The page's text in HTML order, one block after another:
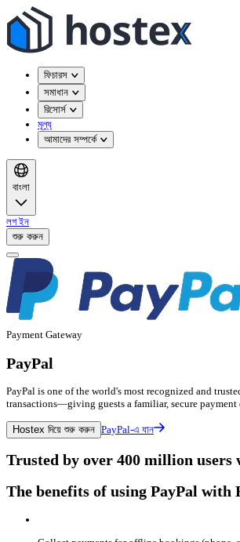
ফিচারস
সমাধান
রিসোর্স
মূল্য
আমাদের সম্পর্কে
বাংলা
লগ ইন
শুরু করুন
Payment Gateway
PayPal
PayPal is one of the world's most recognized and
transactions—giving guests a familiar, secure
Hostex দিয়ে শুরু করুন PayPal-এ যান
Trusted by over 400 million
The benefits of using PayPal with